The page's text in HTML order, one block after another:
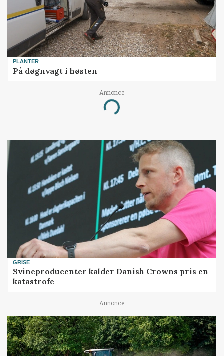
PLANTER
På døgnvagt i høsten
Annonce
Loading...
GRISE
Svineproducenter kalder Danish Crowns pris en
katastrofe
Annonce